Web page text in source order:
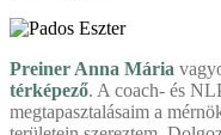
Preiner Anna Mária
térképező. A coach- és
megtapasztalásaim a